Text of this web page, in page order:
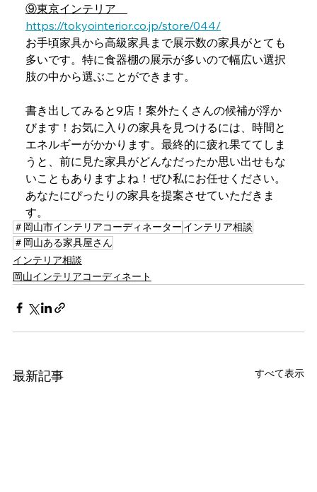
⑨東京インテリア
https://tokyointerior.co.jp/store/044/
お手頃家具から高級家具まで展示数の家具がとても
多いです。特に食器棚の展示が多いので幅広い選択
肢の中から選ぶことができます。
書き出してみると9店！案外たくさんの候補が浮か
びます！お気に入りの家具を見つけるには、時間と
エネルギーがかかります。最終的に疲れ果ててしま
うと、前に見た家具がどんなだったか思い出せもな
いこともありますよね！ぜひ私にお任せください。
あなたにぴったりの家具を提案させていただきま
す。
＃岡山市インテリアコーディネーター インテリア相談
＃岡山ある家具屋さん
インテリア相談
岡山インテリアコーディネート
最新記事 すべて表示